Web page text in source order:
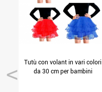
Tutù con volant in vari colori
da 30 cm per bambini